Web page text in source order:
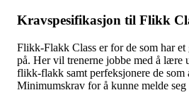
Kravspesifikasjon til Flikk
Flikk-Flakk Class er for de som har
på. Her vil trenerne jobbe med å lære
flikk-flakk samt perfeksjonere de som
Minimumskrav for å kunne melde